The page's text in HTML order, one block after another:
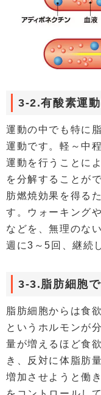
3-2.有酸素運
運動の中でも特に
運動です。軽～中
運動を行うことに
を分解することが
肪燃焼効果を得る
す。ウォーキング
などを、無理のな
週に3～5回、継続
3-3.脂肪細胞
脂肪細胞からは食
というホルモンが
量が増えるほど食
き、反対に体脂肪
増加させようと働